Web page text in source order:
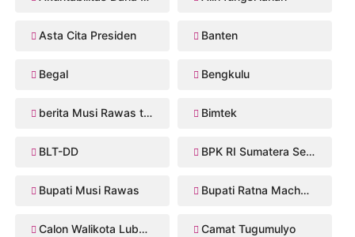
Asta Cita Presiden Banten
Begal Bengkulu
berita Musi Rawas terbaru Bimtek
BLT-DD BPK RI Sumatera Selatan
Bupati Musi Rawas Bupati Ratna Machmud
Calon Walikota Lubuklinggau Camat Tugumulyo